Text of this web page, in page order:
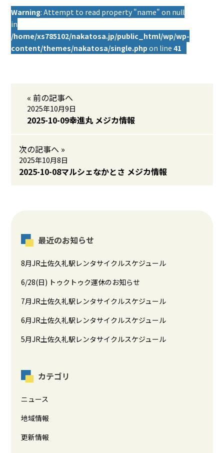
Warning: Attempt to read property "name" on null
in
/home/xs785102/nakatosa.jp/public_html/wp/wp-
content/themes/nakatosa/single.php on line41
« 前の記事へ
2025年10月9日
2025-10-09幸進丸 メジカ情報
次の記事へ »
2025年10月8日
2025-10-08マルシェなかとさ メジカ情報
最近のお知らせ
8月JR土佐久礼駅レンタサイクルスケジュール
6/28(日) トゥクトゥク運休のお知らせ
7月JR土佐久礼駅レンタサイクルスケジュール
6月JR土佐久礼駅レンタサイクルスケジュール
5月JR土佐久礼駅レンタサイクルスケジュール
カテゴリ
ニュース
地域情報
更新情報